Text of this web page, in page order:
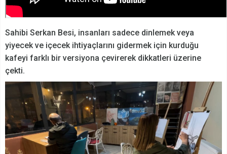
Sahibi Serkan Besi, insanları sadece dinlemek veya
yiyecek ve içecek ihtiyaçlarını gidermek için kurduğu
kafeyi farklı bir versiyona çevirerek dikkatleri üzerine
çekti.